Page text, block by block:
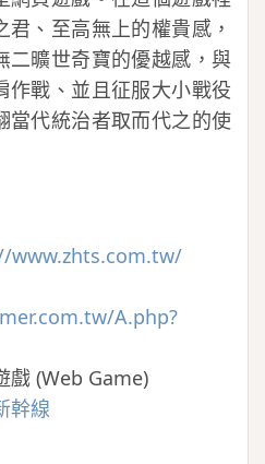
、至高無上的權貴感，
二曠世奇寶的優越感，與
作戰、並且征服大小戰役
當代統治者取而代之的使
www.zhts.com.tw/
A.php?
戲 (Web Game)
幹線